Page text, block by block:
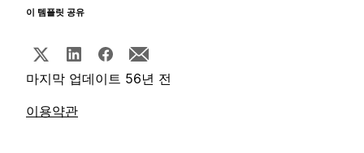
이 템플릿 공유
마지막 업데이트 56년 전
이용약관